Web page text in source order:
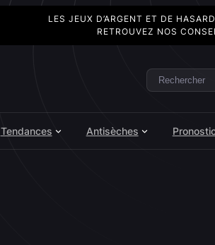
LES JEUX D’ARGENT ET DE
RETROUVEZ NOS
Rechercher
Tendances Antisèches